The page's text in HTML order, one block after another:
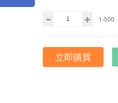
1-500
立即購買